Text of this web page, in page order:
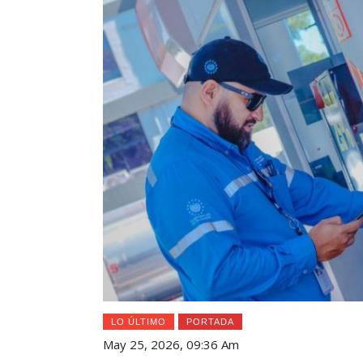
LO ÚLTIMO PORTADA
May 25, 2026, 09:36 Am